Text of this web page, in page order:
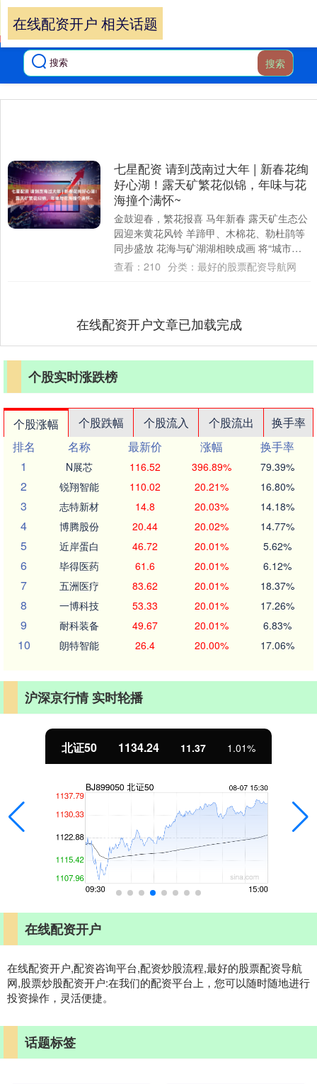
搜索
在线配资开户 相关话题
七星配资 请到茂南过大年 | 新春花绚
好心湖！露天矿繁花似锦，年味与花
海撞个满怀~
金鼓迎春，繁花报喜 马年新春 露天矿生态公
园迎来黄花风铃 羊蹄甲、木棉花、勒杜鹃等
同步盛放 花海与矿湖湖相映成画 将“城市绿
肺”装扮成新春 最美打卡地 漫步环湖....
查看： 210 分类： 最好的股票配资导航网
在线配资开户文章已加载完成
个股实时涨跌榜
个股涨幅 个股跌幅 个股流入 个股流出
换手率
排名
名称 最新价 涨幅
换手率
1
N展芯 116.52 396.89% 79.39%
2 锐翔智能 110.02 20.21% 16.80%
3 志特新材 14.8 20.03% 14.18%
4 博腾股份 20.44 20.02% 14.77%
5 近岸蛋白 46.72 20.01% 5.62%
6 毕得医药 61.6 20.01% 6.12%
7 五洲医疗 83.62 20.01% 18.37%
8 一博科技 53.33 20.01% 17.26%
9 耐科装备 49.67 20.01% 6.83%
10 朗特智能 26.4 20.00% 17.06%
沪深京行情 实时轮播
北证50 1134.24 11.37 1.01%
在线配资开户
在线配资开户,配资咨询平台,配资炒股流程,最好的股票配资导航
网,股票炒股配资开户:在我们的配资平台上，您可以随时随地进行
投资操作，灵活便捷。
话题标签